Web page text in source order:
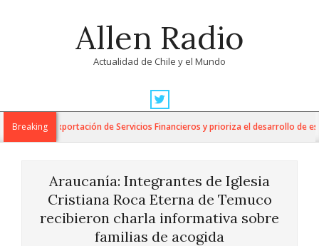
Allen Radio
Actualidad de Chile y el Mundo
Navigation
MenuBreaking
para la Exportación de Servicios Financieros y prioriza el desarrollo de esta
Araucanía: Integrantes de Iglesia
Cristiana Roca Eterna de Temuco
recibieron charla informativa sobre
familias de acogida